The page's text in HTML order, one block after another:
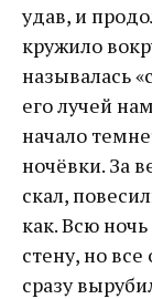
удав, и
кружило
называлась
его лучей
начало
ночёвки. За
скал,
как. Всю
стену, но
сразу